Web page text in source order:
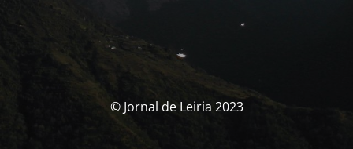
© Jornal de Leiria 2023